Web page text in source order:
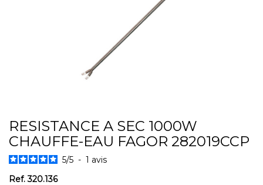
RESISTANCE A SEC 1000W
CHAUFFE-EAU FAGOR 282019CCP
5/5 - 1 avis
Ref.320.136